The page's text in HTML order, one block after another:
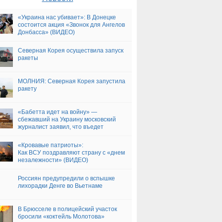
«Украина нас убивает»: В Донецке
состоится акция «Звонок для Ангелов
Донбасса» (ВИДЕО)
Северная Корея осуществила запуск
ракеты
МОЛНИЯ: Северная Корея запустила
ракету
«Бабетта идет на войну» —
сбежавший на Украину московский
журналист заявил, что въедет
«Кровавые патриоты»:
Как ВСУ поздравляют страну с «днем
незалежности» (ВИДЕО)
Россиян предупредили о вспышке
лихорадки Денге во Вьетнаме
В Брюсселе в полицейский участок
бросили «коктейль Молотова»